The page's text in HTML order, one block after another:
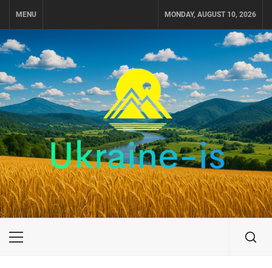
MENU MONDAY, AUGUST 10, 2026
UKRAINE-IS
ПОДОРОЖI ПО УКРАЇНІ
Primary